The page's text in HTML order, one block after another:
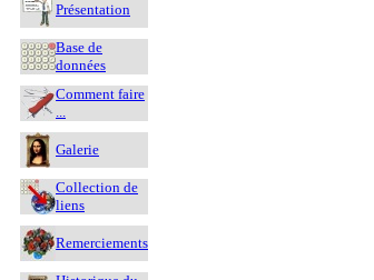
Présentation
Base de
données
Comment faire
...
Galerie
Collection de
liens
Remerciements